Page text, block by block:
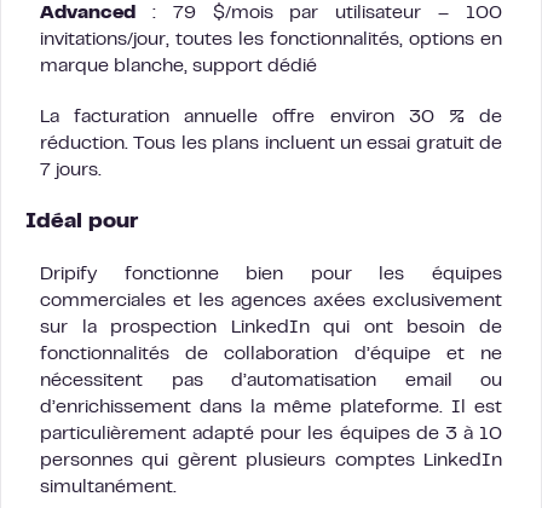
Advanced
: 79 $/mois par utilisateur – 100
invitations/jour, toutes les fonctionnalités, options en
marque blanche, support dédié
La facturation annuelle offre environ 30 % de
réduction. Tous les plans incluent un essai gratuit de
7 jours.
Idéal pour
Dripify fonctionne bien pour les équipes
commerciales et les agences axées exclusivement
sur la prospection LinkedIn qui ont besoin de
fonctionnalités de collaboration d’équipe et ne
nécessitent pas d’automatisation email ou
d’enrichissement dans la même plateforme. Il est
particulièrement adapté pour les équipes de 3 à 10
personnes qui gèrent plusieurs comptes LinkedIn
simultanément.